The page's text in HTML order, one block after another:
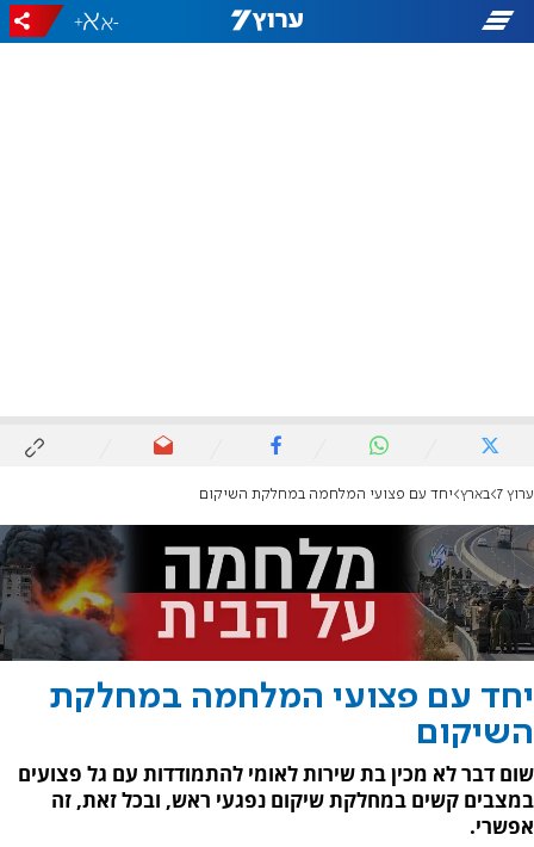
-
+
ערוץ 7 בארץ יחד עם פצועי המלחמה במחלקת השיקום
יחד עם פצועי המלחמה במחלקת
השיקום
שום דבר לא מכין בת שירות לאומי להתמודדות עם גל פצועים
במצבים קשים במחלקת שיקום נפגעי ראש, ובכל זאת, זה
אפשרי.